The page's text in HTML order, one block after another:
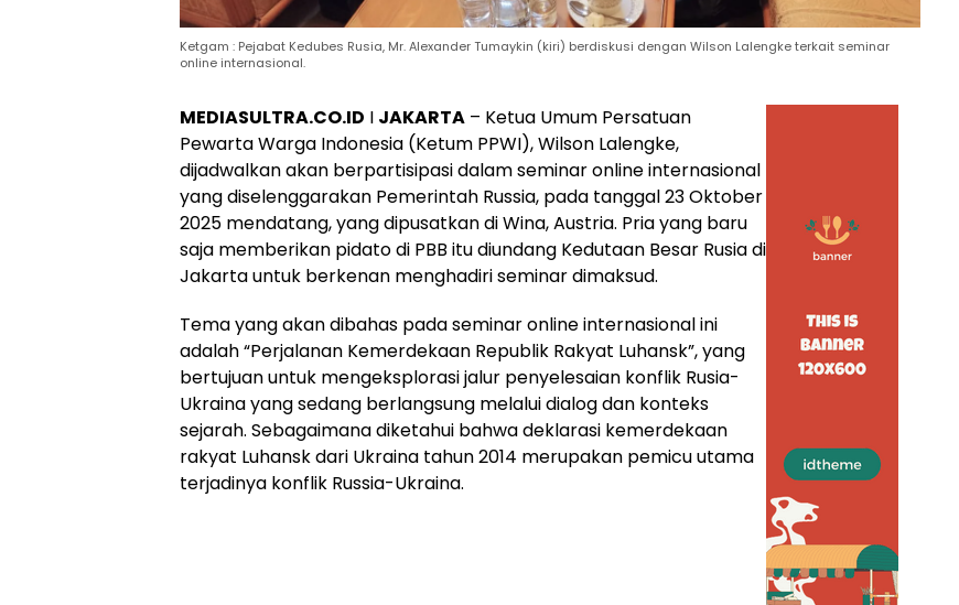
Ketgam : Pejabat Kedubes Rusia, Mr. Alexander Tumaykin (kiri) berdiskusi dengan Wilson Lalengke terkait seminar
online internasional.
MEDIASULTRA.CO.ID I JAKARTA – Ketua Umum Persatuan
Pewarta Warga Indonesia (Ketum PPWI), Wilson Lalengke,
dijadwalkan akan berpartisipasi dalam seminar online internasional
yang diselenggarakan Pemerintah Russia, pada tanggal 23 Oktober
2025 mendatang, yang dipusatkan di Wina, Austria. Pria yang baru
saja memberikan pidato di PBB itu diundang Kedutaan Besar Rusia di
Jakarta untuk berkenan menghadiri seminar dimaksud.
Tema yang akan dibahas pada seminar online internasional ini
adalah “Perjalanan Kemerdekaan Republik Rakyat Luhansk”, yang
bertujuan untuk mengeksplorasi jalur penyelesaian konflik Rusia-
Ukraina yang sedang berlangsung melalui dialog dan konteks
sejarah. Sebagaimana diketahui bahwa deklarasi kemerdekaan
rakyat Luhansk dari Ukraina tahun 2014 merupakan pemicu utama
terjadinya konflik Russia-Ukraina.